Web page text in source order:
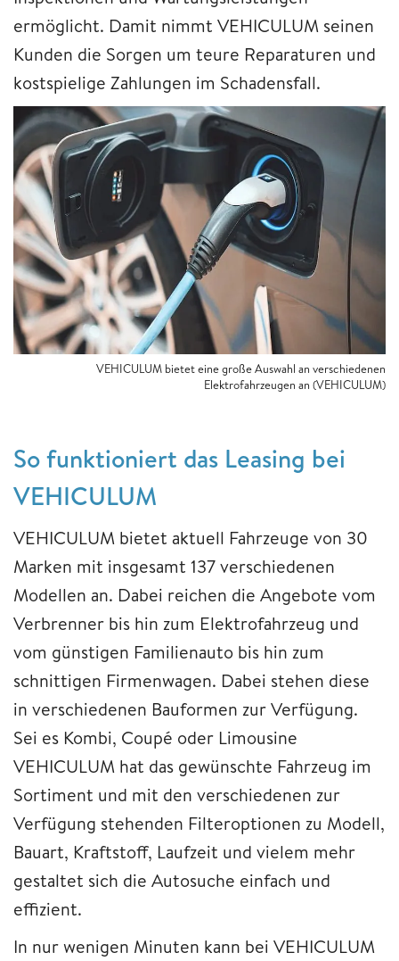
ermöglicht. Damit nimmt VEHICULUM seinen
Kunden die Sorgen um teure Reparaturen und
kostspielige Zahlungen im Schadensfall.
VEHICULUM bietet eine große Auswahl an verschiedenen
Elektrofahrzeugen an (VEHICULUM)
So funktioniert das Leasing bei
VEHICULUM
VEHICULUM bietet aktuell Fahrzeuge von 30
Marken mit insgesamt 137 verschiedenen
Modellen an. Dabei reichen die Angebote vom
Verbrenner bis hin zum Elektrofahrzeug und
vom günstigen Familienauto bis hin zum
schnittigen Firmenwagen. Dabei stehen diese
in verschiedenen Bauformen zur Verfügung.
Sei es Kombi, Coupé oder Limousine
VEHICULUM hat das gewünschte Fahrzeug im
Sortiment und mit den verschiedenen zur
Verfügung stehenden Filteroptionen zu Modell,
Bauart, Kraftstoff, Laufzeit und vielem mehr
gestaltet sich die Autosuche einfach und
effizient.
In nur wenigen Minuten kann bei VEHICULUM